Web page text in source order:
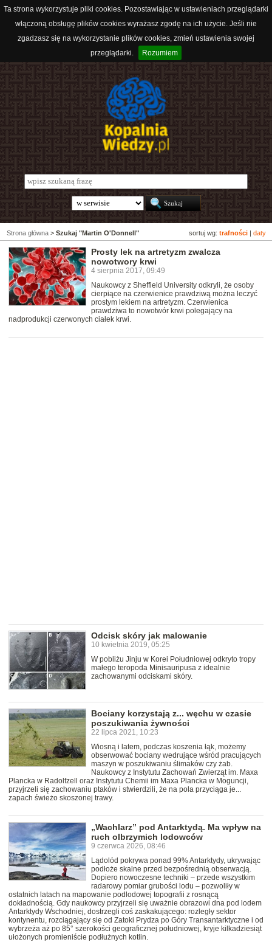
Ta strona wykorzystuje pliki cookies. Pozostawiając w ustawieniach przeglądarki
włączoną obsługę plików cookies wyrażasz zgodę na ich użycie. Jeśli nie
zgadzasz się na wykorzystanie plików cookies, zmień ustawienia swojej
przeglądarki.
Rozumiem
sortuj wg: trafności daty
Strona główna > Szukaj "Martin O'Donnell"
Prosty lek na artretyzm zwalcza
nowotwory krwi
4 sierpnia 2017, 09:49
Naukowcy z Sheffield University odkryli, że osoby
cierpiące na czerwienice prawdziwą można leczyć
prostym lekiem na artretyzm. Czerwienica
prawdziwa to nowotwór krwi polegający na
nadprodukcji czerwonych ciałek krwi.
Odcisk skóry jak malowanie
10 kwietnia 2019, 05:25
W pobliżu Jinju w Korei Południowej odkryto tropy
małego teropoda Minisauripusa z idealnie
zachowanymi odciskami skóry.
Bociany korzystają z... węchu w czasie
poszukiwania żywności
22 lipca 2021, 10:23
Wiosną i latem, podczas koszenia łąk, możemy
obserwować bociany wedrujące wśród pracujących
maszyn w poszukiwaniu ślimaków czy żab.
Naukowcy z Instytutu Zachowań Zwierząt im. Maxa
Plancka w Radolfzell oraz Instytutu Chemii im Maxa Plancka w Moguncji,
przyjrzeli się zachowaniu ptaków i stwierdzili, że na pola przyciąga je...
zapach świeżo skoszonej trawy.
„Wachlarz” pod Antarktydą. Ma wpływ na
ruch olbrzymich lodowców
9 czerwca 2026, 08:46
Lądolód pokrywa ponad 99% Antarktydy, ukrywając
podłoże skalne przed bezpośrednią obserwacją.
Dopiero nowoczesne techniki – przede wszystkim
radarowy pomiar grubości lodu – pozwoliły w
ostatnich latach na mapowanie podlodowej topografii z rosnącą
dokładnością. Gdy naukowcy przyjrzeli się uważnie obrazowi dna pod lodem
Antarktydy Wschodniej, dostrzegli coś zaskakującego: rozległy sektor
kontynentu, rozciągający się od Zatoki Prydza po Góry Transantarktyczne i od
wybrzeża aż po 85° szerokości geograficznej południowej, kryje kilkadziesiąt
ułożonych promieniście podłużnych kotlin.